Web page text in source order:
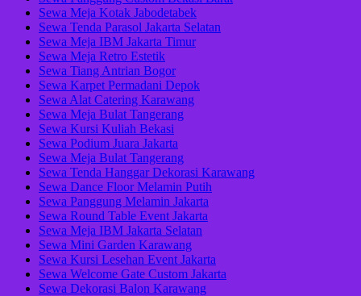
Sewa Meja Kotak Jabodetabek
Sewa Tenda Parasol Jakarta Selatan
Sewa Meja IBM Jakarta Timur
Sewa Meja Retro Estetik
Sewa Tiang Antrian Bogor
Sewa Karpet Permadani Depok
Sewa Alat Catering Karawang
Sewa Meja Bulat Tangerang
Sewa Kursi Kuliah Bekasi
Sewa Podium Juara Jakarta
Sewa Meja Bulat Tangerang
Sewa Tenda Hanggar Dekorasi Karawang
Sewa Dance Floor Melamin Putih
Sewa Panggung Melamin Jakarta
Sewa Round Table Event Jakarta
Sewa Meja IBM Jakarta Selatan
Sewa Mini Garden Karawang
Sewa Kursi Lesehan Event Jakarta
Sewa Welcome Gate Custom Jakarta
Sewa Dekorasi Balon Karawang